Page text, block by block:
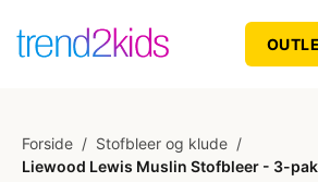
Forside / Stofbleer og klude /
Liewood Lewis Muslin Stofbleer - 3-